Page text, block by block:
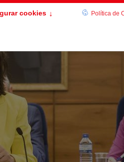
27 NOVIEMBRE 2018